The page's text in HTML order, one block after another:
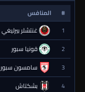
# المنافس
1
غنتشلر بيرليغي
2 قونيا سبور
3 سامسون سبور
4 بشكتاش